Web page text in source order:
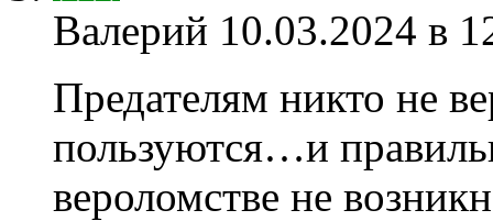
Валерий 10.03.2024 в
Предателям никто не
пользуются…и
вероломстве не